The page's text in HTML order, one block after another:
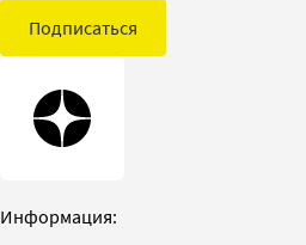
Подписаться
Информация: